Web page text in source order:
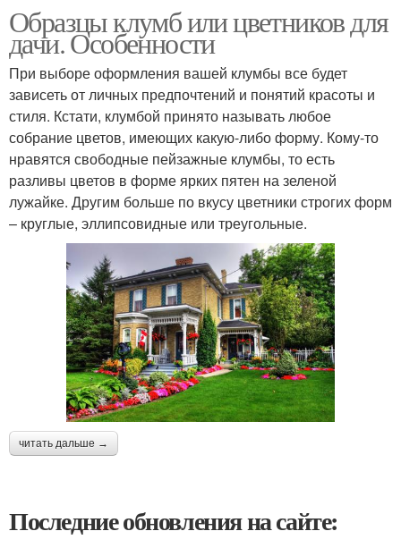
Образцы клумб или цветников для
дачи. Особенности
При выборе оформления вашей клумбы все будет
зависеть от личных предпочтений и понятий красоты и
стиля. Кстати, клумбой принято называть любое
собрание цветов, имеющих какую-либо форму. Кому-то
нравятся свободные пейзажные клумбы, то есть
разливы цветов в форме ярких пятен на зеленой
лужайке. Другим больше по вкусу цветники строгих форм
– круглые, эллипсовидные или треугольные.
читать дальше →
Последние обновления на сайте: